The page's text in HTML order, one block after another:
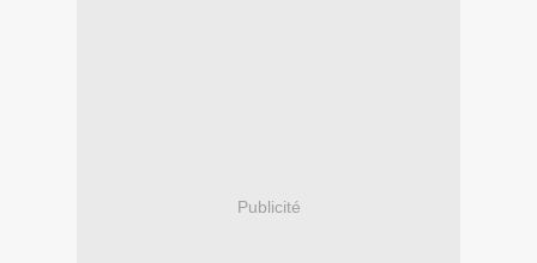
Publicité